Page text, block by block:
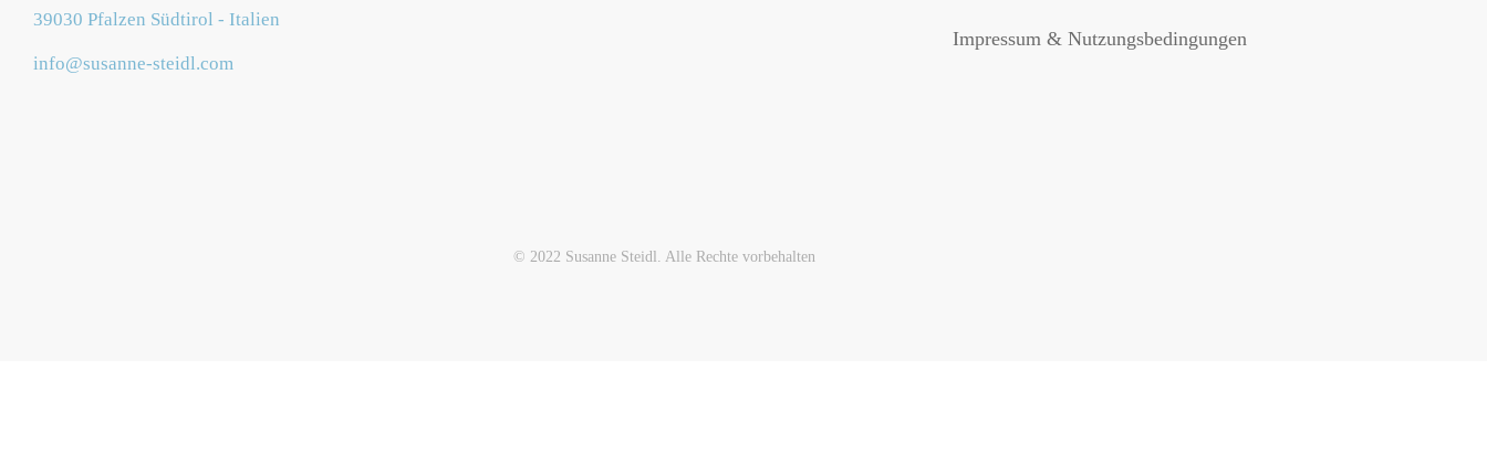
39030 Pfalzen Südtirol - Italien
info@susanne-steidl.com
Impressum & Nutzungsbedingungen
© 2022 Susanne Steidl. Alle Rechte vorbehalten